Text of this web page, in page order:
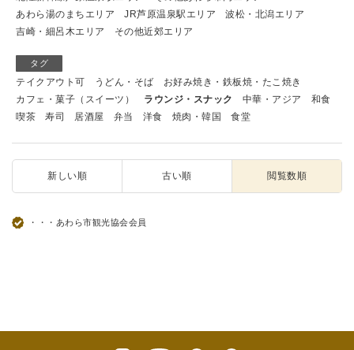
あわら湯のまちエリア
JR芦原温泉駅エリア
波松・北潟エリア
吉崎・細呂木エリア
その他近郊エリア
タグ
テイクアウト可 うどん・そば
お好み焼き・鉄板焼・たこ焼き
カフェ・菓子（スイーツ）
ラウンジ・スナック 中華・アジア
和食
喫茶
寿司 居酒屋 弁当 洋食 焼肉・韓国 食堂
新しい順 古い順 閲覧数順
・・・あわら市観光協会会員